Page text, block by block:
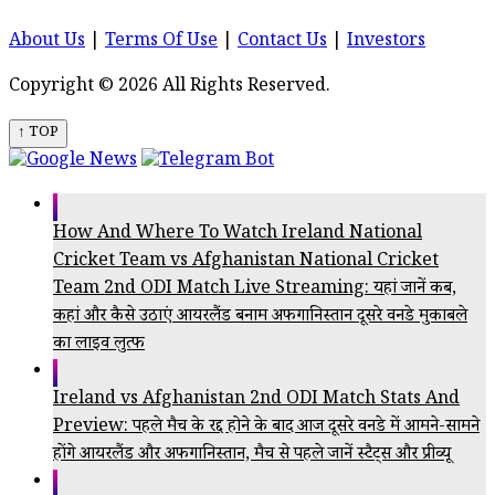
About Us Terms Of Use Contact Us
Investors
Copyright © 2026 All Rights Reserved.
↑ TOP
How And Where To Watch Ireland National
Cricket Team vs Afghanistan National Cricket
Team 2nd ODI Match Live Streaming: यहां जानें कब,
कहां और कैसे उठाएं आयरलैंड बनाम अफगानिस्तान दूसरे वनडे मुकाबले
का लाइव लुत्फ
Ireland vs Afghanistan 2nd ODI Match Stats And
Preview: पहले मैच के रद्द होने के बाद आज दूसरे वनडे में आमने-सामने
होंगे आयरलैंड और अफगानिस्तान, मैच से पहले जानें स्टैट्स और प्रीव्यू